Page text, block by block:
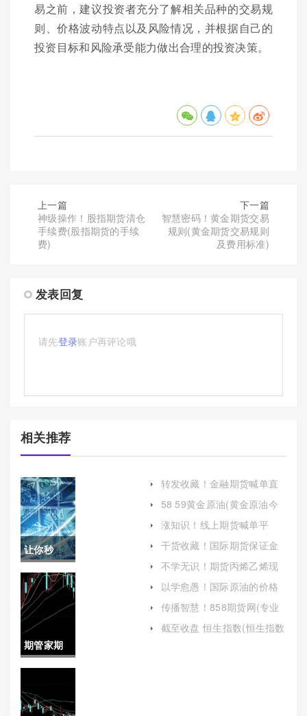
易之前，建议投资者充分了解相关品种的交易规
则、价格波动特点以及风险情况，并根据自己的
投资目标和风险承受能力做出合理的投资决策。
上一篇
神级操作！股指期货清仓
手续费(股指期货的手续
费)
下一篇
智慧密码！黄金期货交易
规则(黄金期货交易规则
及费用标准)
发表回复
请先登录账户再评论哦
相关推荐
让你秒
懂！小纳
指期货手
续费（帮
助投资者
解和控制
期管家期
货直播室
(期货直播
转发收藏！金融期货喊单直
播间搭建(为投资者提供实时
的市场分析和交易建议)
58 59黄金原油(黄金原油今
日行情)
涨知识！线上期货喊单平
台：功能、选择与风险
干货收藏！国际期货保证金
(国际期货保证金提升多少)
不学无识！期货丙烯乙烯现
场喊单直播（帮助投资者更
好地理解市场走势）
以学愈愚！国际原油的价格
走势图(国际原油价格走势图)
传播智慧！858期货网(专业
期货交易平台解析)
截至收盘 恒生指数(恒生指数